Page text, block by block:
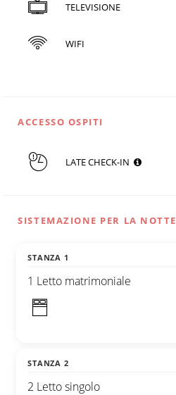
TELEVISIONE
WIFI
ACCESSO OSPITI
LATE CHECK-IN
SISTEMAZIONE PER LA NOTTE
STANZA 1
1 Letto matrimoniale
STANZA 2
2 Letto singolo